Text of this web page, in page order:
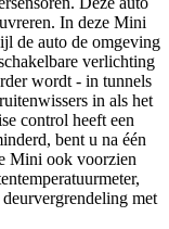
In deze Mini
de auto de omgeving
verlichting
wordt - in tunnels
in als het
control heeft een
bent u na één
Mini ook voorzien
met